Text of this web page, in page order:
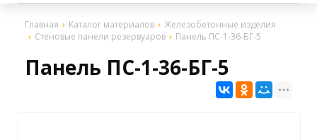
Главная Каталог материалов
Железобетонные изделия
Стеновые панели резервуаров
Панель ПС-1-36-БГ-5
Панель ПС-1-36-БГ-5